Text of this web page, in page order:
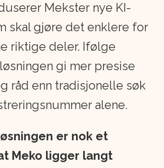
Mekster nye KI-
skal gjøre det enklere for
riktige deler. Ifølge
gi mer presise
råd enn tradisjonelle søk
alene.
er nok et
Meko ligger langt